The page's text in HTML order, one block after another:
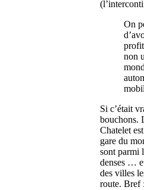
On
non
Si c’était
bouchons.
Chatelet
gare du
sont parmi
denses …
des villes
route. Bref